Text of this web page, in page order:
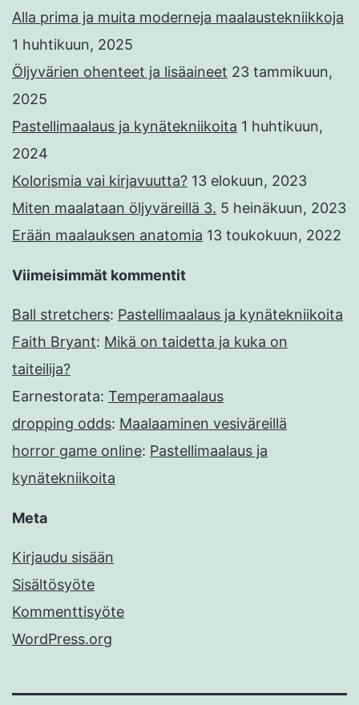
Alla prima ja muita moderneja maalaustekniikkoja
1 huhtikuun, 2025
Öljyvärien ohenteet ja lisäaineet 23 tammikuun,
2025
Pastellimaalaus ja kynätekniikoita 1 huhtikuun,
2024
Kolorismia vai kirjavuutta? 13 elokuun, 2023
Miten maalataan öljyväreillä 3. 5 heinäkuun, 2023
Erään maalauksen anatomia 13 toukokuun, 2022
Viimeisimmät kommentit
Ball stretchers: Pastellimaalaus ja kynätekniikoita
Faith Bryant: Mikä on taidetta ja kuka on
taiteilija?
Earnestorata: Temperamaalaus
dropping odds: Maalaaminen vesiväreillä
horror game online: Pastellimaalaus ja
kynätekniikoita
Meta
Kirjaudu sisään
Sisältösyöte
Kommenttisyöte
WordPress.org